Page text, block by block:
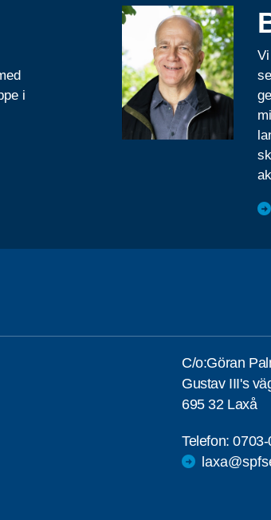
i
C/o:Göran
Gustav III's
695 32 Laxå
Telefon: